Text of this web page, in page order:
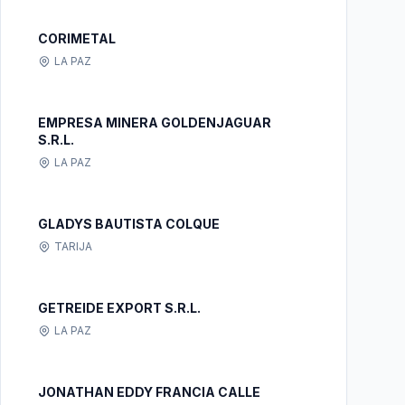
CORIMETAL
LA PAZ
EMPRESA MINERA GOLDENJAGUAR
S.R.L.
LA PAZ
GLADYS BAUTISTA COLQUE
TARIJA
GETREIDE EXPORT S.R.L.
LA PAZ
JONATHAN EDDY FRANCIA CALLE